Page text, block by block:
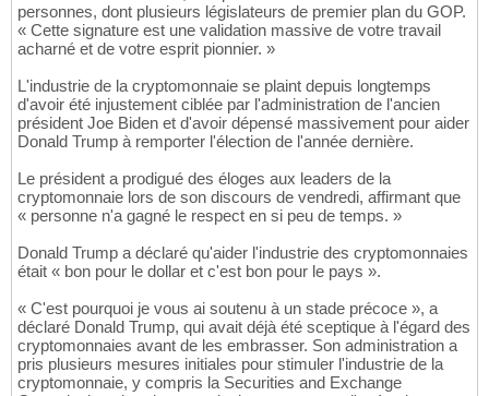
personnes, dont plusieurs législateurs de premier plan du GOP.
« Cette signature est une validation massive de votre travail
acharné et de votre esprit pionnier. »
L'industrie de la cryptomonnaie se plaint depuis longtemps
d'avoir été injustement ciblée par l'administration de l'ancien
président Joe Biden et d'avoir dépensé massivement pour aider
Donald Trump à remporter l'élection de l'année dernière.
Le président a prodigué des éloges aux leaders de la
cryptomonnaie lors de son discours de vendredi, affirmant que
« personne n'a gagné le respect en si peu de temps. »
Donald Trump a déclaré qu'aider l'industrie des cryptomonnaies
était « bon pour le dollar et c'est bon pour le pays ».
« C'est pourquoi je vous ai soutenu à un stade précoce », a
déclaré Donald Trump, qui avait déjà été sceptique à l'égard des
cryptomonnaies avant de les embrasser. Son administration a
pris plusieurs mesures initiales pour stimuler l'industrie de la
cryptomonnaie, y compris la Securities and Exchange